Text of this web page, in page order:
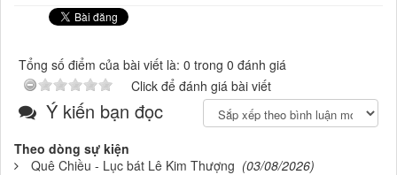
Tổng số điểm của bài viết là: 0 trong 0 đánh giá
Click để đánh giá bài viết
Ý kiến bạn đọc
Theo dòng sự kiện
Quê Chiều - Lục bát Lê Kim Thượng (03/08/2026)